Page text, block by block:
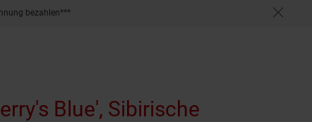
bezahlen***
Blue', Sibirische